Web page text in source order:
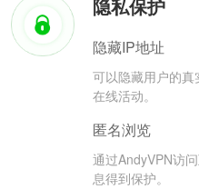
隐私保护
隐藏IP地址
可以隐藏用户的
在线活动。
匿名浏览
通过AndyVPN访
息得到保护。